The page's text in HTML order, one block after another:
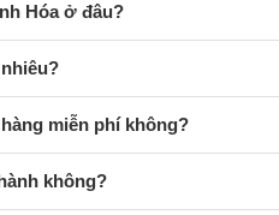
Hóa ở đâu?
miễn phí không?
không?